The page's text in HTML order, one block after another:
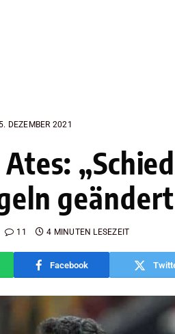
5. DEZEMBER 2021
11 4 MINUTEN LESEZEIT
Facebook